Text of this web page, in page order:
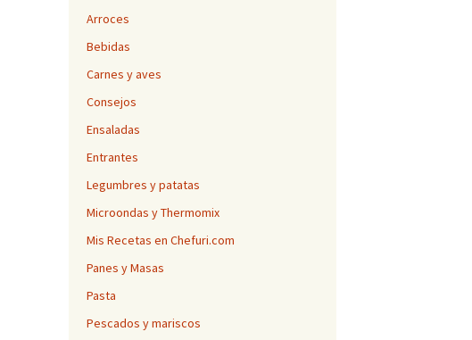
Arroces
Bebidas
Carnes y aves
Consejos
Ensaladas
Entrantes
Legumbres y patatas
Microondas y Thermomix
Mis Recetas en Chefuri.com
Panes y Masas
Pasta
Pescados y mariscos